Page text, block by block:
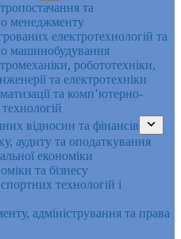
та
менеджменту
електротехнологій та
машинобудування
робототехніки,
та електротехніки
та комп’ютерно-
відносин та фінансів
аудиту та оподаткування
економіки
та бізнесу
технологій і
адміністрування та права